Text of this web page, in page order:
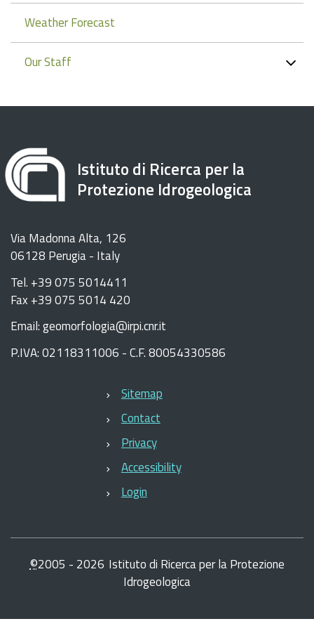
Weather Forecast
Our Staff
Istituto di Ricerca per la
Protezione Idrogeologica
Via Madonna Alta, 126
06128 Perugia - Italy
Tel. +39 075 5014411
Fax +39 075 5014 420
Email: geomorfologia@irpi.cnr.it
P.IVA: 02118311006 - C.F. 80054330586
Sitemap
Contact
Privacy
Accessibility
Login
©2005 - 2026 Istituto di Ricerca per la Protezione
Idrogeologica